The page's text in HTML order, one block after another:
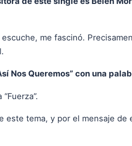
me fascinó.
Nos Queremos” con una
este tema, y por el mensaje